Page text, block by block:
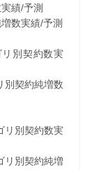
/予測
実績/予測
契約数実
契約純増数
別契約数実
別契約純増